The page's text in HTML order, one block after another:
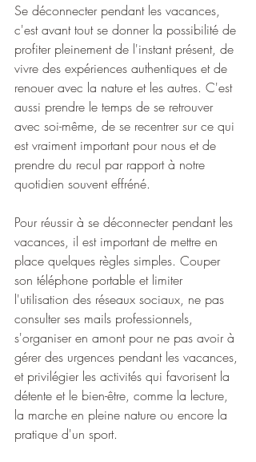
Se déconnecter pendant les vacances,
c'est avant tout se donner la possibilité de
profiter pleinement de l'instant présent, de
vivre des expériences authentiques et de
renouer avec la nature et les autres. C'est
aussi prendre le temps de se retrouver
avec soi-même, de se recentrer sur ce qui
est vraiment important pour nous et de
prendre du recul par rapport à notre
quotidien souvent effréné.
Pour réussir à se déconnecter pendant les
vacances, il est important de mettre en
place quelques règles simples. Couper
son téléphone portable et limiter
l'utilisation des réseaux sociaux, ne pas
consulter ses mails professionnels,
s'organiser en amont pour ne pas avoir à
gérer des urgences pendant les vacances,
et privilégier les activités qui favorisent la
détente et le bien-être, comme la lecture,
la marche en pleine nature ou encore la
pratique d'un sport.